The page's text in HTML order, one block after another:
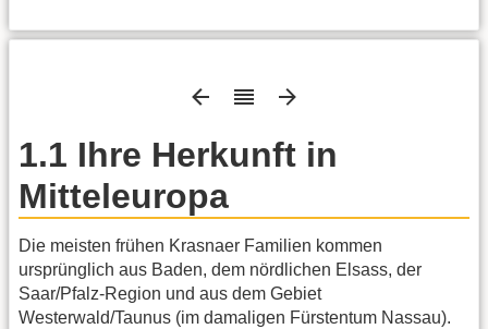
1.1 Ihre Herkunft in
Mitteleuropa
Die meisten frühen Krasnaer Familien kommen
ursprünglich aus Baden, dem nördlichen Elsass, der
Saar/Pfalz-Region und aus dem Gebiet
Westerwald/Taunus (im damaligen Fürstentum Nassau).